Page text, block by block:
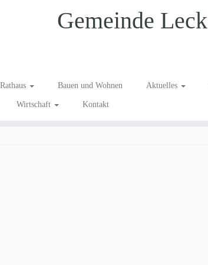
Gemeinde Leck
Rathaus Bauen und Wohnen Aktuelles
Wirtschaft Kontakt
Akademie web 8